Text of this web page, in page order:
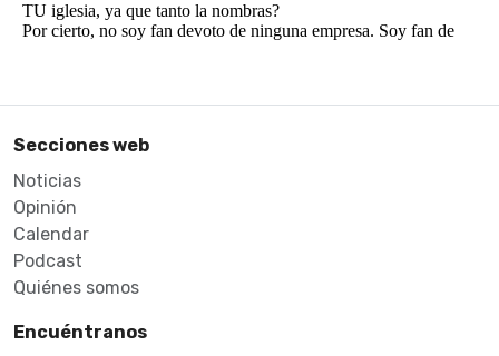
Secciones web
Noticias
Opinión
Calendar
Podcast
Quiénes somos
Encuéntranos